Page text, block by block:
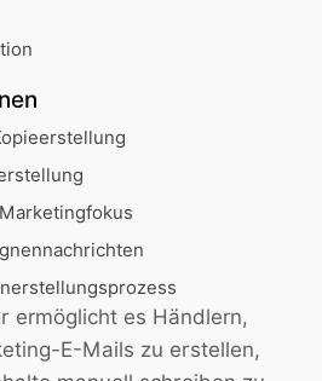
ermöglicht es Händlern,
E-Mails zu erstellen,